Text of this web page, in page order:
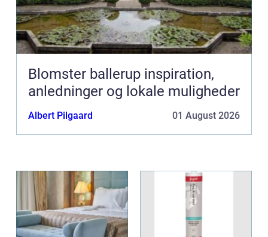
Blomster ballerup inspiration,
anledninger og lokale muligheder
Albert Pilgaard 01 August 2026